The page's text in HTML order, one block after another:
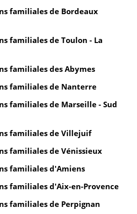
familiales de Bordeaux
familiales de Toulon - La
familiales des Abymes
familiales de Nanterre
familiales de Marseille - Sud
familiales de Villejuif
familiales de Vénissieux
familiales d'Amiens
familiales d'Aix-en-Provence
familiales de Perpignan